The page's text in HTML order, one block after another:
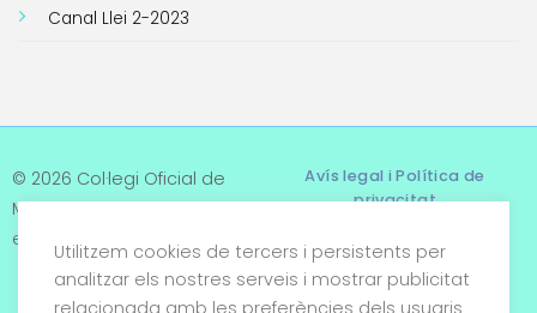
Canal Llei 2-2023
© 2026 Col·legi Oficial de
Metges de Tarragona. Tots
els drets reservats
Avís legal i Política de
privacitat
Termes i condicions
Política de cookies
Utilitzem cookies de tercers i persistents per
analitzar els nostres serveis i mostrar publicitat
relacionada amb les preferències dels usuaris